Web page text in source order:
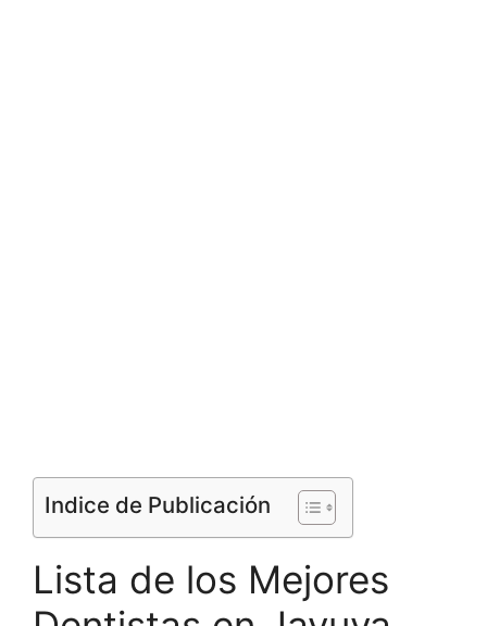
Indice de Publicación
Lista de los Mejores